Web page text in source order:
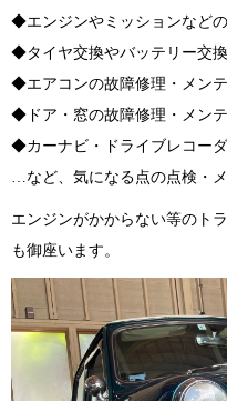
◆エンジンやミッションなど
◆タイヤ交換やバッテリー交換
◆エアコンの故障修理・メン
◆ドア・窓の故障修理・メン
◆カーナビ・ドライブレコー
…など、気になる点の点検・
エンジンがかからない等のト
も御座います。